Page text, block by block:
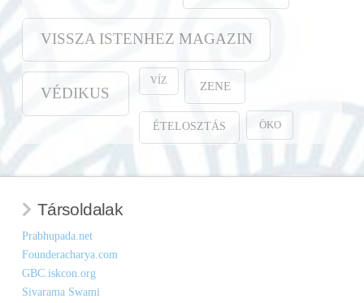
VISSZA ISTENHEZ MAGAZIN
VÉDIKUS
VÍZ ZENE
ÉTELOSZTÁS ÖKO
Társoldalak
Prabhupada.net
Founderacharya.com
GBC.iskcon.org
Sivarama Swami